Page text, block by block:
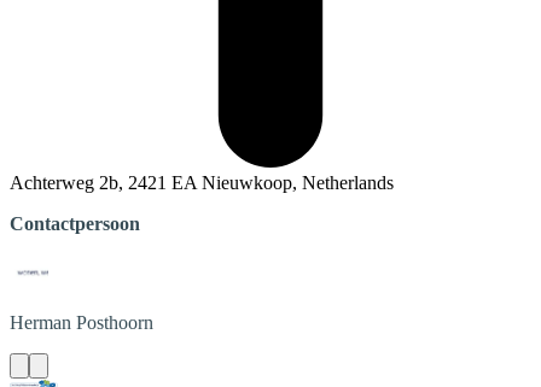
Achterweg 2b, 2421 EA Nieuwkoop, Netherlands
Contactpersoon
Herman Posthoorn